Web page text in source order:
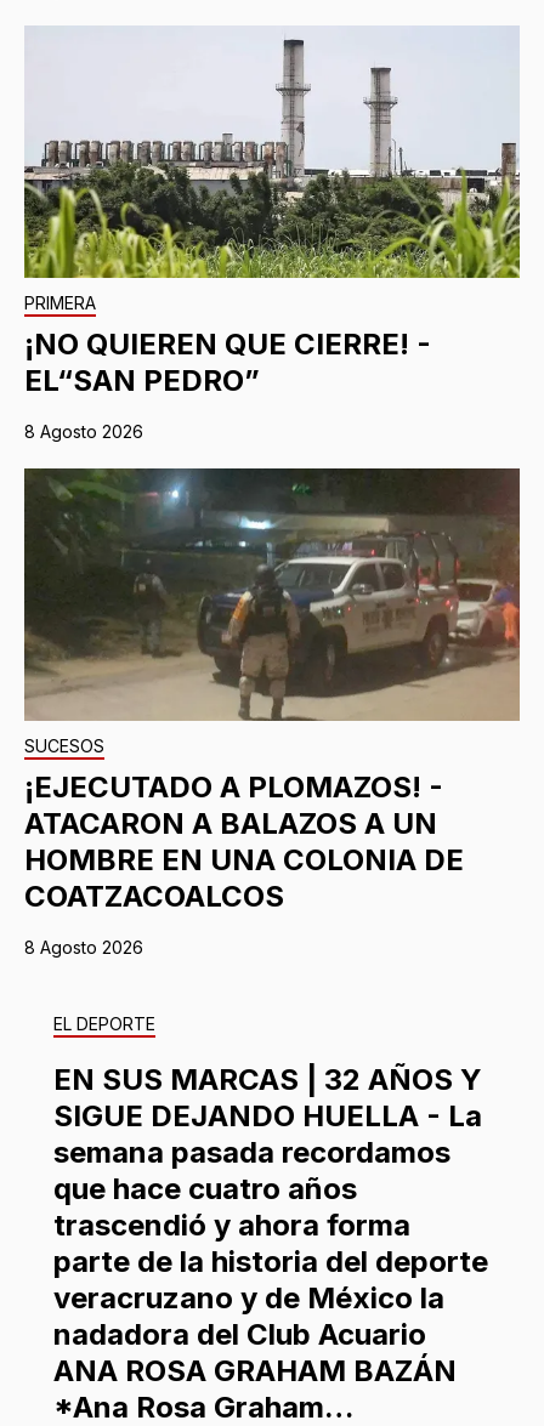
PRIMERA
¡NO QUIEREN QUE CIERRE! -
EL“SAN PEDRO”
8 Agosto 2026
SUCESOS
¡EJECUTADO A PLOMAZOS! -
ATACARON A BALAZOS A UN
HOMBRE EN UNA COLONIA DE
COATZACOALCOS
8 Agosto 2026
EL DEPORTE
EN SUS MARCAS | 32 AÑOS Y
SIGUE DEJANDO HUELLA - La
semana pasada recordamos
que hace cuatro años
trascendió y ahora forma
parte de la historia del deporte
veracruzano y de México la
nadadora del Club Acuario
ANA ROSA GRAHAM BAZÁN
*Ana Rosa Graham…